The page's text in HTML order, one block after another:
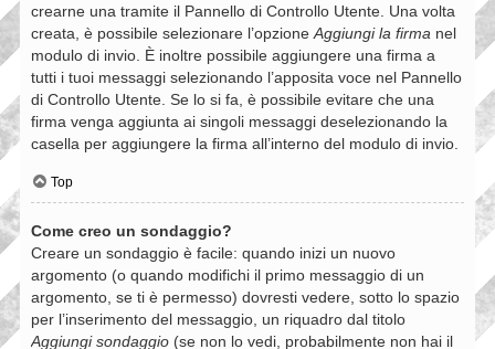
crearne una tramite il Pannello di Controllo Utente. Una volta
creata, è possibile selezionare l’opzione Aggiungi la firma nel
modulo di invio. È inoltre possibile aggiungere una firma a
tutti i tuoi messaggi selezionando l’apposita voce nel Pannello
di Controllo Utente. Se lo si fa, è possibile evitare che una
firma venga aggiunta ai singoli messaggi deselezionando la
casella per aggiungere la firma all’interno del modulo di invio.
Top
Come creo un sondaggio?
Creare un sondaggio è facile: quando inizi un nuovo
argomento (o quando modifichi il primo messaggio di un
argomento, se ti è permesso) dovresti vedere, sotto lo spazio
per l’inserimento del messaggio, un riquadro dal titolo
Aggiungi sondaggio (se non lo vedi, probabilmente non hai il